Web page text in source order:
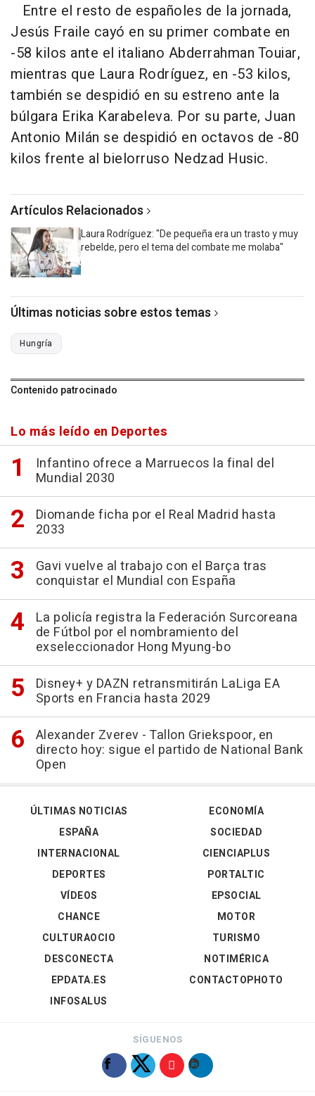
Entre el resto de españoles de la jornada,
Jesús Fraile cayó en su primer combate en
-58 kilos ante el italiano Abderrahman Touiar,
mientras que Laura Rodríguez, en -53 kilos,
también se despidió en su estreno ante la
búlgara Erika Karabeleva. Por su parte, Juan
Antonio Milán se despidió en octavos de -80
kilos frente al bielorruso Nedzad Husic.
Artículos Relacionados
Laura Rodríguez: "De pequeña era un trasto y muy
rebelde, pero el tema del combate me molaba"
Últimas noticias sobre estos temas
Hungría
Contenido patrocinado
Lo más leído en Deportes
Infantino ofrece a Marruecos la final del
Mundial 2030
Diomande ficha por el Real Madrid hasta
2033
Gavi vuelve al trabajo con el Barça tras
conquistar el Mundial con España
La policía registra la Federación Surcoreana
de Fútbol por el nombramiento del
exseleccionador Hong Myung-bo
Disney+ y DAZN retransmitirán LaLiga EA
Sports en Francia hasta 2029
Alexander Zverev - Tallon Griekspoor, en
directo hoy: sigue el partido de National Bank
Open
ÚLTIMAS NOTICIAS
ESPAÑA
INTERNACIONAL
DEPORTES
VÍDEOS
ECONOMÍA
SOCIEDAD
CIENCIAPLUS
PORTALTIC
EPSOCIAL
CHANCE
CULTURAOCIO
DESCONECTA
EPDATA.ES
INFOSALUS
MOTOR
TURISMO
NOTIMÉRICA
CONTACTOPHOTO
SÍGUENOS